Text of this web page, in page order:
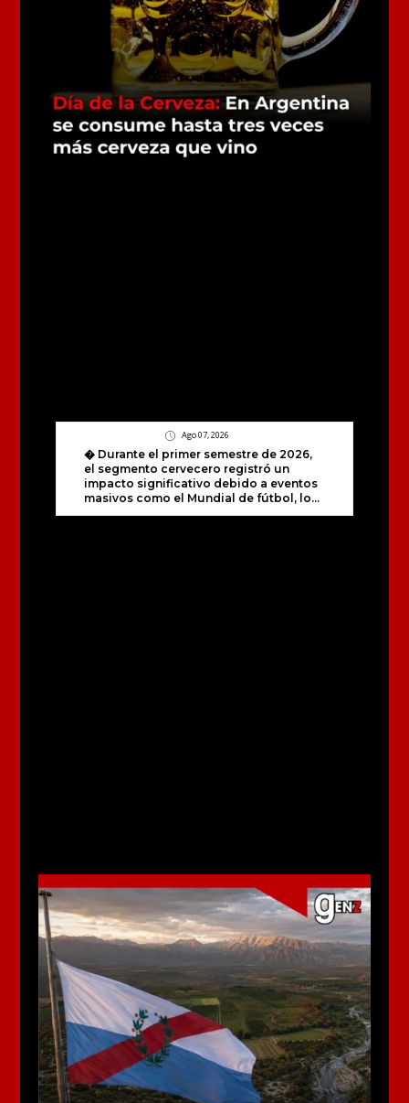
Ago 07, 2026
� Durante el primer semestre de 2026,
el segmento cervecero registró un
impacto significativo debido a eventos
masivos como el Mundial de fútbol, lo...